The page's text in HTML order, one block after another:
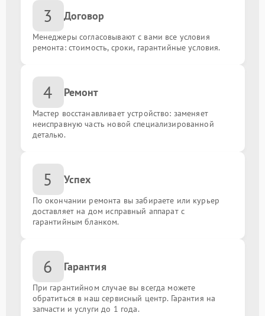
3 Договор
Менеджеры согласовывают с вами все условия
ремонта: стоимость, сроки, гарантийные условия.
4 Ремонт
Мастер восстанавливает устройство: заменяет
неисправную часть новой специализированной
деталью.
5 Успех
По окончании ремонта вы забираете или курьер
доставляет на дом исправный аппарат с
гарантийным бланком.
6 Гарантия
При гарантийном случае вы всегда можете
обратиться в наш сервисный центр. Гарантия на
запчасти и услуги до 1 года.